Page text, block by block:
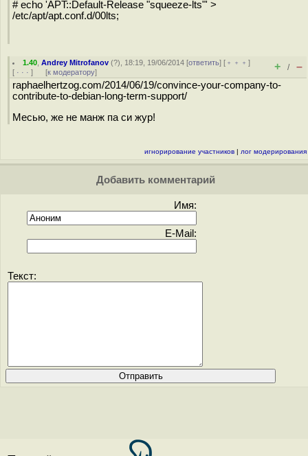
# echo 'APT::Default-Release "squeeze-lts"' >
/etc/apt/apt.conf.d/00lts;
1.40 ,Andrey Mitrofanov (?), 18:19, 19/06/2014 [ответить] [ ﹢﹢﹢]
[ · · · ] [к модератору] + / –
raphaelhertzog.com/2014/06/19/convince-your-company-to-
contribute-to-debian-long-term-support/
Месью, же не манж па си жур!
игнорирование участников | лог модерирования
Добавить комментарий
Имя:
E-Mail:
Текст: